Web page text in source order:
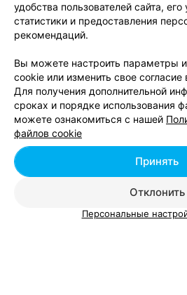
Смотрите также
Женская стрижка в районе
Ламинирование волос в
Бресте
Выпрямление волос в районе
удобства пользователей сайта,
статистики и предоставления
рекомендаций.
Вы можете настроить параметры
cookie или изменить свое
Для получения дополнительной
сроках и порядке использования
можете ознакомиться с нашей
файлов cookie
Отклонить
Принять
Персональные